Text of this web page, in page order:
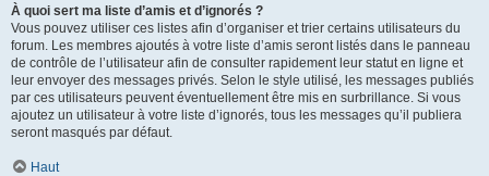
À quoi sert ma liste d’amis et d’ignorés ?
Vous pouvez utiliser ces listes afin d’organiser et trier certains utilisateurs du
forum. Les membres ajoutés à votre liste d’amis seront listés dans le panneau
de contrôle de l’utilisateur afin de consulter rapidement leur statut en ligne et
leur envoyer des messages privés. Selon le style utilisé, les messages publiés
par ces utilisateurs peuvent éventuellement être mis en surbrillance. Si vous
ajoutez un utilisateur à votre liste d’ignorés, tous les messages qu’il publiera
seront masqués par défaut.
Haut